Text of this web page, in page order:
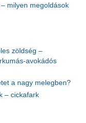
milyen megoldások
zöldség –
avokádós
a nagy melegben?
– cickafark